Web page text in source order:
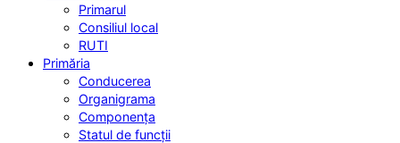
Primarul
Consiliul local
RUTI
Primăria
Conducerea
Organigrama
Componența
Statul de funcții